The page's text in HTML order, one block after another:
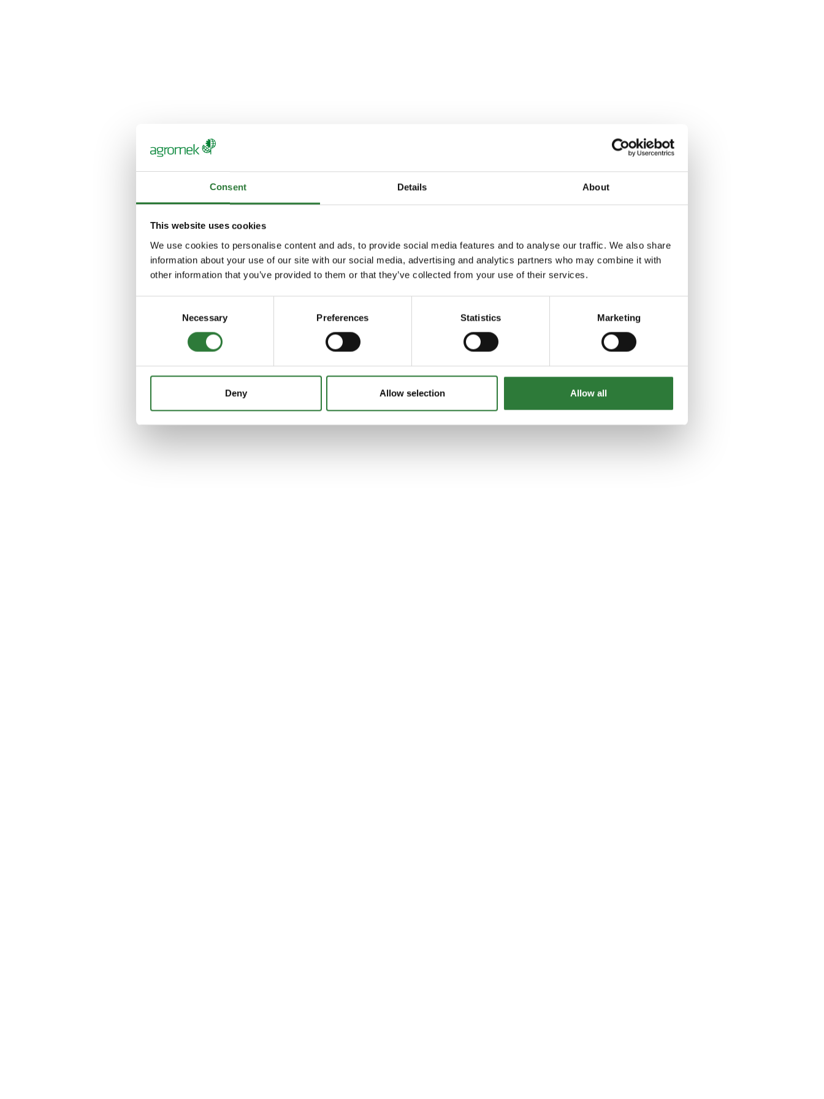
Consent Details About
This website uses cookies
We use cookies to personalise content and ads, to provide social media features and to analyse our traffic. We also share
information about your use of our site with our social media, advertising and analytics partners who may combine it with
other information that you’ve provided to them or that they’ve collected from your use of their services.
Necessary Preferences Statistics Marketing
Deny Allow selection Allow all